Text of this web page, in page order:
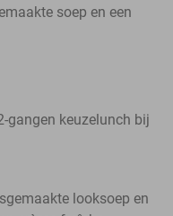
soep en een
gangen keuzelunch bij
looksoep en